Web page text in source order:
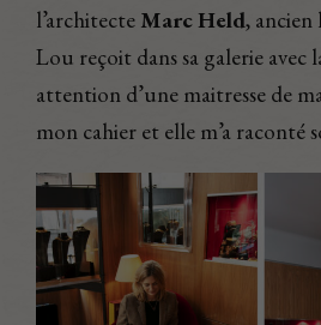
l’architecte Marc Held, ancien
Lou reçoit dans sa galerie avec
attention d’une maitresse de
mon cahier et elle m’a raconté